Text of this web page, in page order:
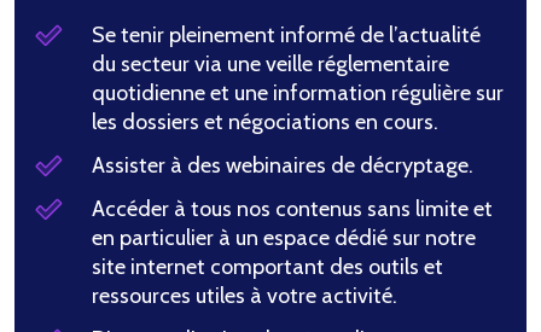
Se tenir pleinement informé de l’actualité
du secteur via une veille réglementaire
quotidienne et une information régulière sur
les dossiers et négociations en cours.
Assister à des webinaires de décryptage.
Accéder à tous nos contenus sans limite et
en particulier à un espace dédié sur notre
site internet comportant des outils et
ressources utiles à votre activité.